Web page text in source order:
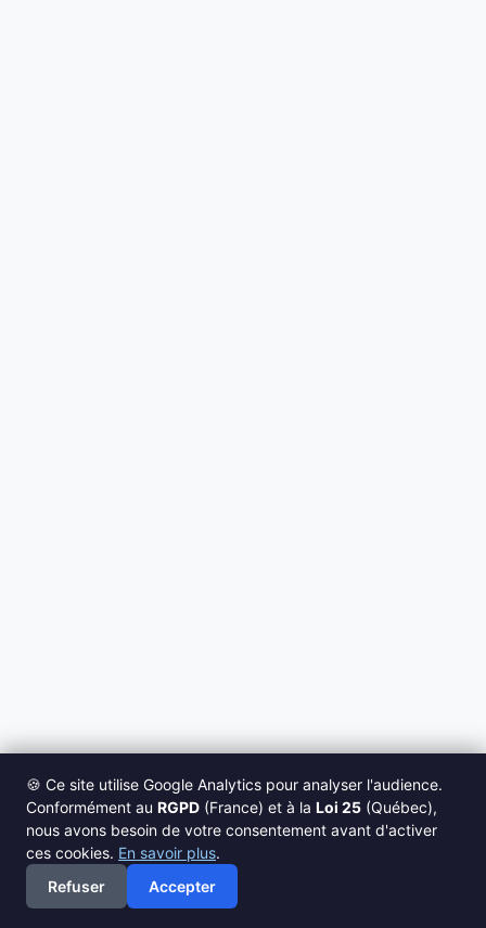
🍪 Ce site utilise Google Analytics pour analyser l'audience.
Conformément au RGPD (France) et à la Loi 25 (Québec),
nous avons besoin de votre consentement avant d'activer
ces cookies. En savoir plus.
Refuser
Accepter